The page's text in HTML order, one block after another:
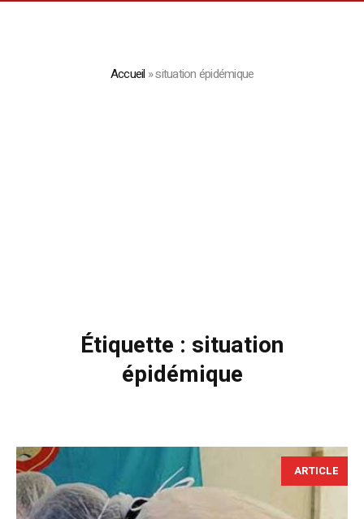
Accueil »situation épidémique
Étiquette : situation
épidémique
ARTICLE